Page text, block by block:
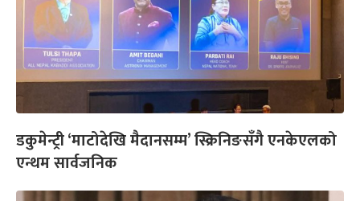
डकुमेन्ट्री ‘माटोदेखि मैदानसम्म’ स्क्रिनिङसँगै एनकेएलको
एन्थम सार्वजनिक